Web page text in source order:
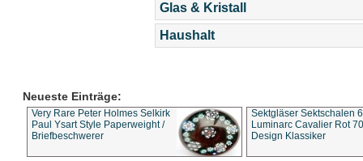
Glas & Kristall
Haushalt
Neueste Einträge:
Very Rare Peter Holmes Selkirk
Paul Ysart Style Paperweight /
Briefbeschwerer
Sektgläser Sektschalen
Luminarc Cavalier Rot
Design Klassiker